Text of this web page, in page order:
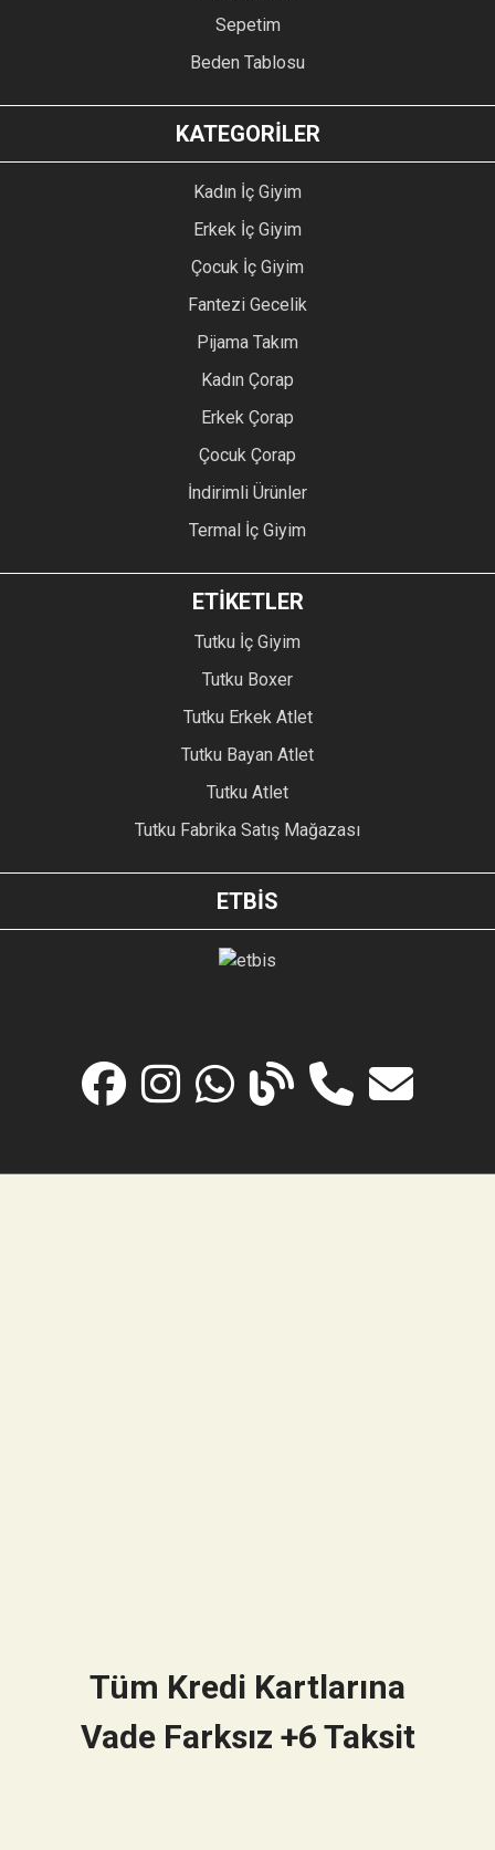
Sepetim
Beden Tablosu
KATEGORİLER
Kadın İç Giyim
Erkek İç Giyim
Çocuk İç Giyim
Fantezi Gecelik
Pijama Takım
Kadın Çorap
Erkek Çorap
Çocuk Çorap
İndirimli Ürünler
Termal İç Giyim
ETİKETLER
Tutku İç Giyim
Tutku Boxer
Tutku Erkek Atlet
Tutku Bayan Atlet
Tutku Atlet
Tutku Fabrika Satış Mağazası
ETBİS
Tüm Kredi Kartlarına
Vade Farksız +6 Taksit